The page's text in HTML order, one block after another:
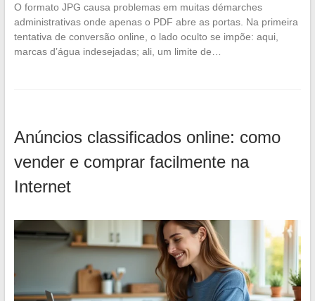
O formato JPG causa problemas em muitas démarches
administrativas onde apenas o PDF abre as portas. Na primeira
tentativa de conversão online, o lado oculto se impõe: aqui,
marcas d’água indesejadas; ali, um limite de…
Anúncios classificados online: como
vender e comprar facilmente na
Internet